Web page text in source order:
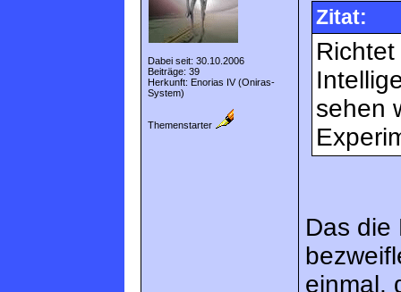
Dabei seit: 30.10.2006
Beiträge: 39
Herkunft: Enorias IV (Oniras-
System)
Themenstarter
Zitat:
sehen
Das die
einmal,